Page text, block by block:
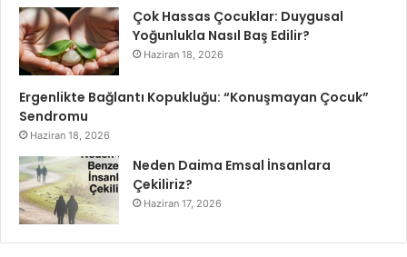
Çok Hassas Çocuklar: Duygusal
Yoğunlukla Nasıl Baş Edilir?
Haziran 18, 2026
Ergenlikte Bağlantı Kopukluğu: “Konuşmayan Çocuk”
Sendromu
Haziran 18, 2026
Neden Daima Emsal İnsanlara
Çekiliriz?
Haziran 17, 2026